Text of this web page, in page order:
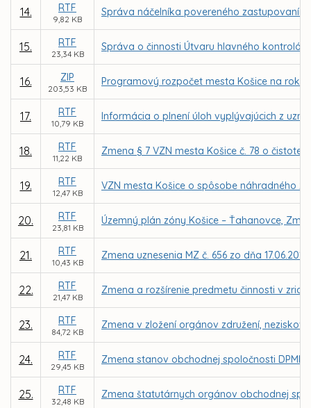
14. RTF
9,82 KB
Správa náčelníka povereného zastupovaním
15. RTF
23,34 KB
Správa o činnosti Útvaru hlavného
16. ZIP
203,53 KB
Programový rozpočet mesta Košice na roky
17. RTF
10,79 KB
Informácia o plnení úloh vyplývajúcich z
18. RTF
11,22 KB
Zmena § 7 VZN mesta Košice č. 78 o
19. RTF
12,47 KB
VZN mesta Košice o spôsobe náhradného
20. RTF
23,81 KB
Územný plán zóny Košice – Ťahanovce,
21. RTF
10,43 KB
Zmena uznesenia MZ č. 656 zo dňa
22. RTF
21,47 KB
Zmena a rozšírenie predmetu činnosti v
23. RTF
84,72 KB
Zmena v zložení orgánov združení,
24. RTF
29,45 KB
Zmena stanov obchodnej spoločnosti
25. RTF
32,48 KB
Zmena štatutárnych orgánov obchodnej